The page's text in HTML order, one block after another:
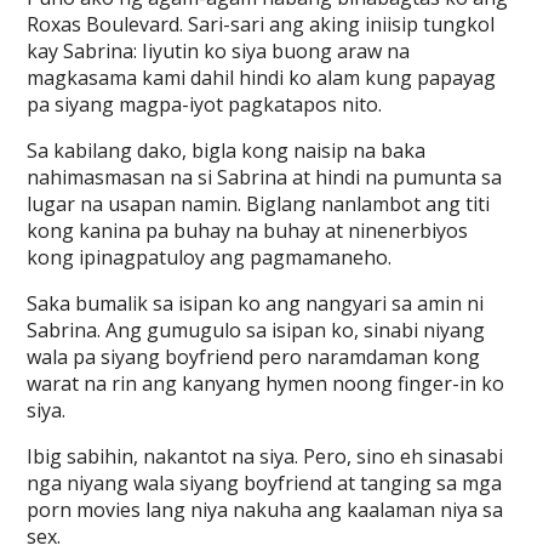
Roxas Boulevard. Sari-sari ang aking iniisip tungkol
kay Sabrina: Iiyutin ko siya buong araw na
magkasama kami dahil hindi ko alam kung papayag
pa siyang magpa-iyot pagkatapos nito.
Sa kabilang dako, bigla kong naisip na baka
nahimasmasan na si Sabrina at hindi na pumunta sa
lugar na usapan namin. Biglang nanlambot ang titi
kong kanina pa buhay na buhay at ninenerbiyos
kong ipinagpatuloy ang pagmamaneho.
Saka bumalik sa isipan ko ang nangyari sa amin ni
Sabrina. Ang gumugulo sa isipan ko, sinabi niyang
wala pa siyang boyfriend pero naramdaman kong
warat na rin ang kanyang hymen noong finger-in ko
siya.
Ibig sabihin, nakantot na siya. Pero, sino eh sinasabi
nga niyang wala siyang boyfriend at tanging sa mga
porn movies lang niya nakuha ang kaalaman niya sa
sex.